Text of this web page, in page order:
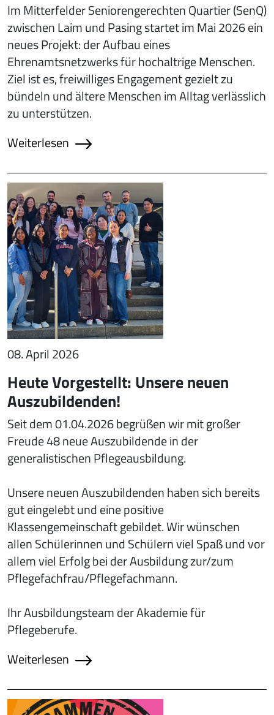
Im Mitterfelder Seniorengerechten Quartier (SenQ)
zwischen Laim und Pasing startet im Mai 2026 ein
neues Projekt: der Aufbau eines
Ehrenamtsnetzwerks für hochaltrige Menschen.
Ziel ist es, freiwilliges Engagement gezielt zu
bündeln und ältere Menschen im Alltag verlässlich
zu unterstützen.
Weiterlesen
08. April 2026
Heute Vorgestellt: Unsere neuen
Auszubildenden!
Seit dem 01.04.2026 begrüßen wir mit großer
Freude 48 neue Auszubildende in der
generalistischen Pflegeausbildung.
Unsere neuen Auszubildenden haben sich bereits
gut eingelebt und eine positive
Klassengemeinschaft gebildet. Wir wünschen
allen Schülerinnen und Schülern viel Spaß und vor
allem viel Erfolg bei der Ausbildung zur/zum
Pflegefachfrau/Pflegefachmann.
Ihr Ausbildungsteam der Akademie für
Pflegeberufe.
Weiterlesen